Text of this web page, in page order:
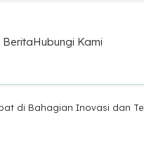
BeritaHubungi Kami
di Bahagian Inovasi dan